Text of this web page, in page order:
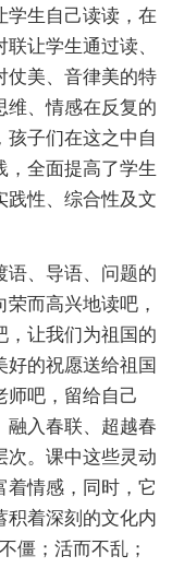
学生自己读读，在
让学生通过读、
仗美、音律美的特
维、情感在反复的
孩子们在这之中自
，全面提高了学生
践性、综合性及文
语、导语、问题的
而高兴地读吧，
，让我们为祖国的
好的祝愿送给祖国
师吧，留给自己
入春联、超越春
次。课中这些灵动
着情感，同时，它
积着深刻的文化内
僵；活而不乱；